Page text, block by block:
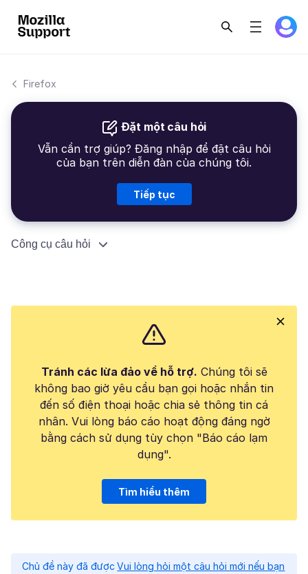
Firefox
Đặt một câu hỏi
Vẫn cần trợ giúp? Đăng nhập để đặt câu hỏi
của bạn trên diễn đàn của chúng tôi.
Tiếp tục
Công cụ câu hỏi
Tránh các lừa đảo về hỗ trợ. Chúng tôi sẽ
không bao giờ yêu cầu bạn gọi hoặc nhắn tin
đến số điện thoại hoặc chia sẻ thông tin cá
nhân. Vui lòng báo cáo hoạt động đáng ngờ
bằng cách sử dụng tùy chọn "Báo cáo lạm
dụng".
Tìm hiểu thêm
Chủ đề này đã được Vui lòng hỏi một câu hỏi mới nếu bạn